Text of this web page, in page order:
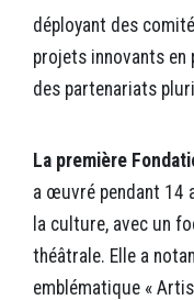
déployant des
projets innovants en
des partenariats
La première
a œuvré pendant 14
la culture, avec un
théâtrale. Elle a
emblématique «